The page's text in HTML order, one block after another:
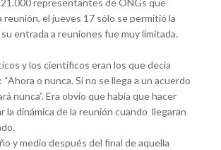
representantes de ONGs que
reunión, el jueves 17 sólo se permitió la
entrada a reuniones fue muy limitada.
y los científicos eran los que decía
o nunca. Si no se llega a un acuerdo
nunca”. Era obvio que había que hacer
la dinámica de la reunión cuando llegaran
y medio después del final de aquella